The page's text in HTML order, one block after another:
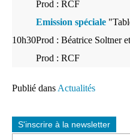
Prod : RCF
10h30
Emission spéciale
Prod : Béatrice Soltner
Prod : RCF
Publié dans Actualités
S'inscrire à la newsletter